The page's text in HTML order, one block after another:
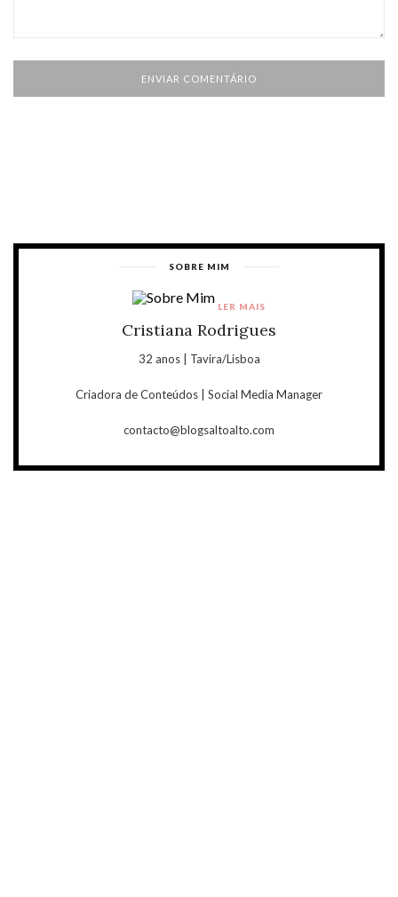
SOBRE MIM
Cristiana Rodrigues
32 anos | Tavira/Lisboa
Criadora de Conteúdos | Social Media Manager
contacto@blogsaltoalto.com
LER MAIS